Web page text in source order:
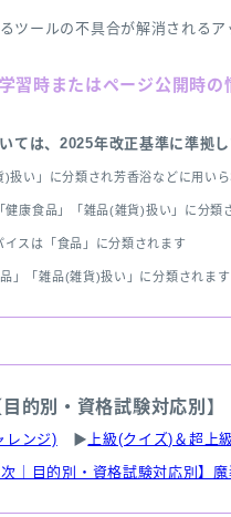
ツールの不具合が解消される
習時またはページ公開時の
ては、2025年改正基準に準拠
)扱い」に分類され芳香浴などに用い
健康食品」「雑品(雑貨)扱い」に分類
イスは「食品」に分類されます
」「雑品(雑貨)扱い」に分類されます
的別・資格試験対応別】
レンジ) ▶ 上級(クイズ)＆超上
｜目的別・資格試験対応別】